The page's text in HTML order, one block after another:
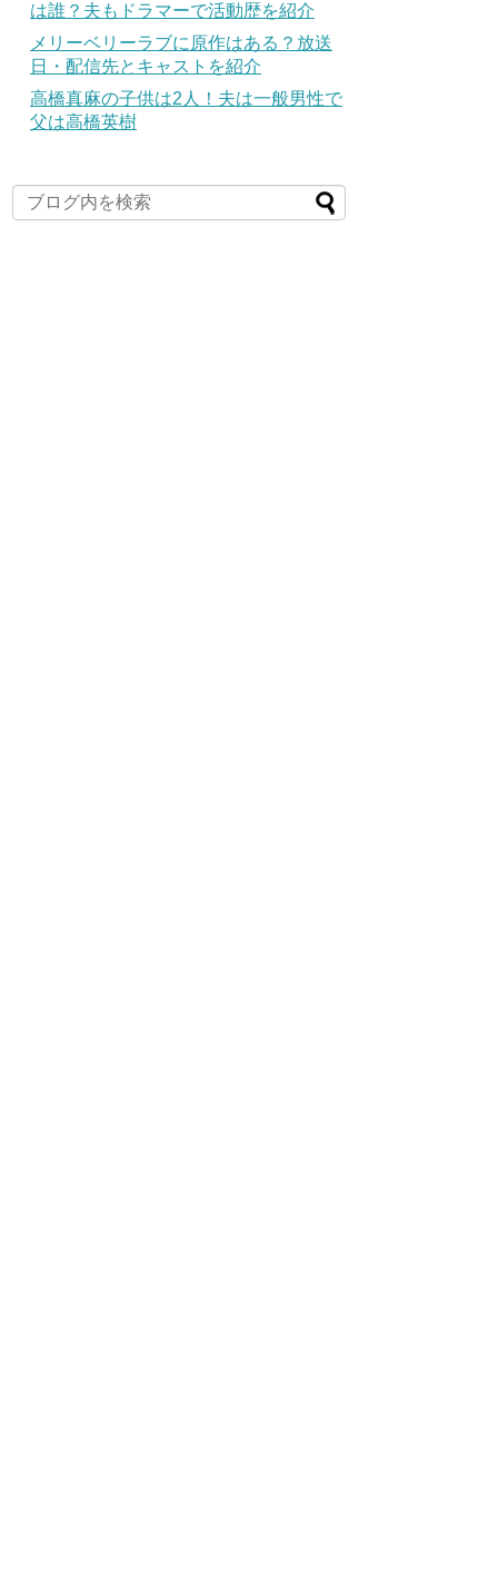
は誰？夫もドラマーで活動歴を紹介
メリーベリーラブに原作はある？放送
日・配信先とキャストを紹介
高橋真麻の子供は2人！夫は一般男性で
父は高橋英樹